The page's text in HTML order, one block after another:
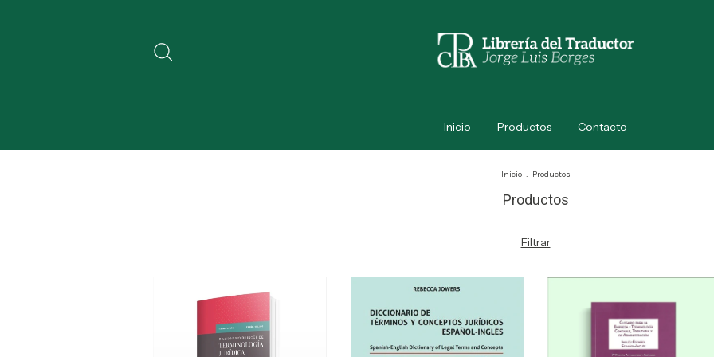
Inicio Productos Contacto
Inicio . Productos
Productos
Filtrar